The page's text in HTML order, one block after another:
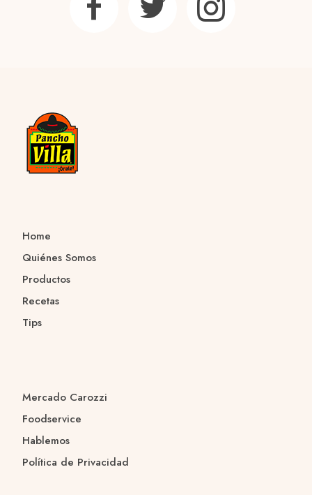
Home
Quiénes Somos
Productos
Recetas
Tips
Mercado Carozzi
Foodservice
Hablemos
Política de Privacidad